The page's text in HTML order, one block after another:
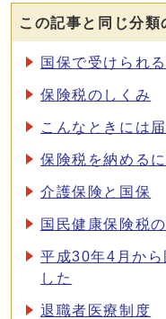
この記事と同じ分類
国保で受けられ
保険税のしくみ
こんなときには
保険税を納める
介護保険と国保
国民健康保険税
平成30年4月から
した
退職者医療制度